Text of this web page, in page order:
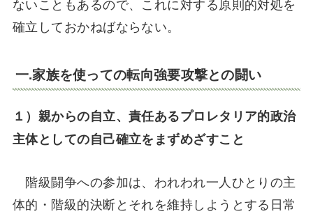
ないこともあるので、これに対する原則的対処を
確立しておかねばならない。
一.家族を使っての転向強要攻撃との闘い
１）親からの自立、責任あるプロレタリア的政治
主体としての自己確立をまずめざすこと
階級闘争への参加は、われわれ一人ひとりの主
体的・階級的決断とそれを維持しようとする日常